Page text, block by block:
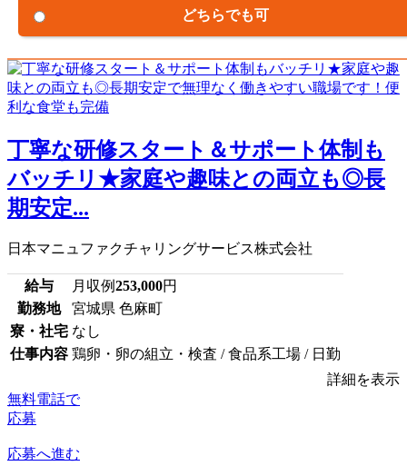
どちらでも可
丁寧な研修スタート＆サポート体制も
バッチリ★家庭や趣味との両立も◎長
期安定...
日本マニュファクチャリングサービス株式会社
給与 月収例253,000円
勤務地
宮城県 色麻町
寮・社宅 なし
仕事内容 鶏卵・卵の組立・検査 / 食品系工場 / 日勤
詳細を表示
無料電話で
応募
応募へ進む